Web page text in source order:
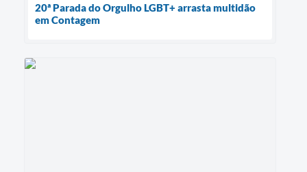
20ª Parada do Orgulho LGBT+ arrasta multidão
em Contagem